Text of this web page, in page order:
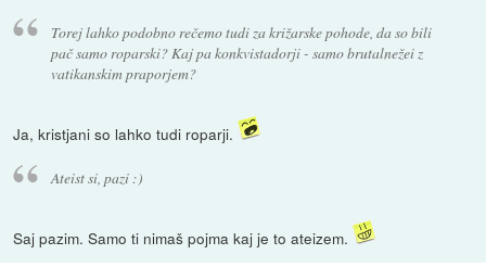
Torej lahko podobno rečemo tudi za križarske pohode, da so bili
pač samo roparski? Kaj pa konkvistadorji - samo brutalnežei z
vatikanskim praporjem?
Ja, kristjani so lahko tudi roparji.
Ateist si, pazi :)
Saj pazim. Samo ti nimaš pojma kaj je to ateizem.